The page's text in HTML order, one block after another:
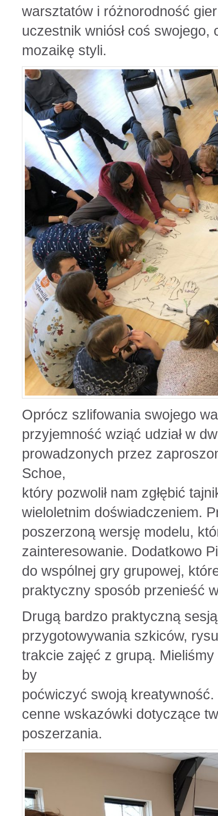
warsztatów i różnorodność
uczestnik wniósł coś swojego,
mozaikę styli.
Oprócz szlifowania swojego
przyjemność wziąć udział w
prowadzonych przez
Schoe,
który pozwolił nam zgłębić
wieloletnim doświadczeniem.
poszerzoną wersję modelu,
zainteresowanie. Dodatkowo
do wspólnej gry grupowej,
praktyczny sposób przenieść
Drugą bardzo praktyczną
przygotowywania szkiców,
trakcie zajęć z grupą.
by
poćwiczyć swoją
cenne wskazówki dotyczące
poszerzania.